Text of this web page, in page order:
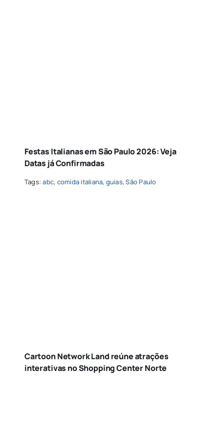
Festas Italianas em São Paulo 2026: Veja
Datas já Confirmadas
Tags:abc, comida italiana, guias,São Paulo
Cartoon Network Land reúne atrações
interativas no Shopping Center Norte